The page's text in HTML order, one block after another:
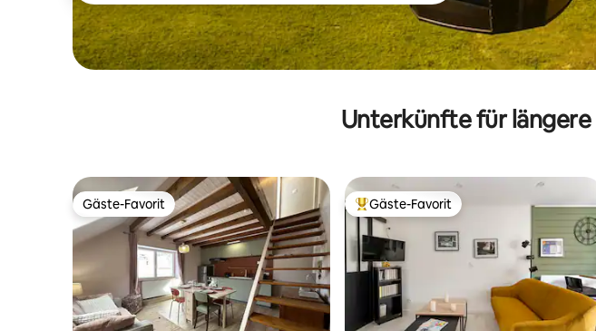
Unterkünfte für
Gäste-Favorit
Gäste-Favorit Beliebter Gäste-Favorit.
Gäste-Favorit